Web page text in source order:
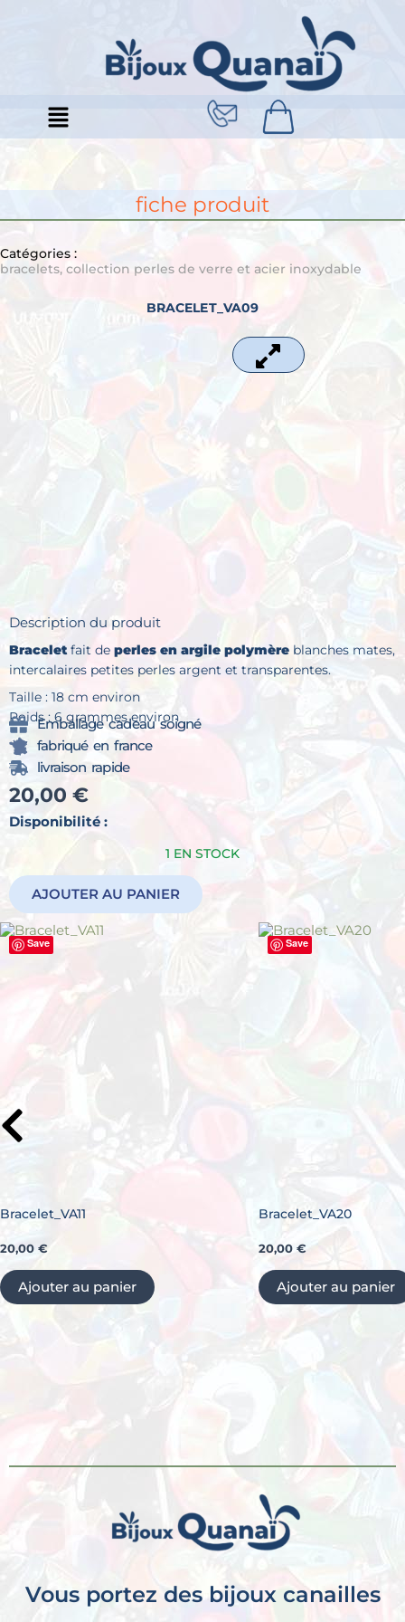
fiche produit
Catégories :
bracelets, collection perles de verre et acier inoxydable
BRACELET_VA09
Description du produit
Braceletfait de perles en argile polymère blanches mates,
intercalaires petites perles argent et transparentes.
Taille : 18 cm environ
Poids : 6 grammes environ
Emballage cadeau soigné
fabriqué en france
livraison rapide
20,00 €
Disponibilité :
1 EN STOCK
quantité
AJOUTER AU PANIER
Save
Bracelet_VA11
20,00 €
Ajouter au panier
Save
Bracelet_VA20
20,00 €
Ajouter au panier
Vous portez des bijoux canailles